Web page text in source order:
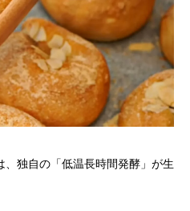
独自の「低温長時間発酵」が生